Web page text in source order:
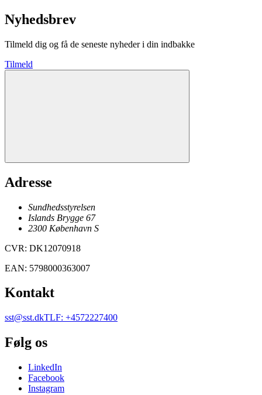
Nyhedsbrev
Tilmeld dig og få de seneste nyheder i din indbakke
Tilmeld
Adresse
Sundhedsstyrelsen
Islands Brygge 67
2300 København S
CVR: DK12070918
EAN: 5798000363007
Kontakt
sst@sst.dkTLF: +4572227400
Følg os
LinkedIn
Facebook
Instagram